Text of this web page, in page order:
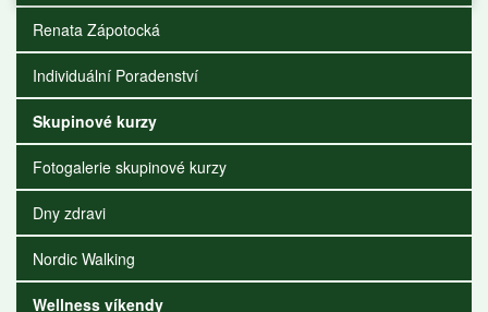
Renata Zápotocká
Individuální Poradenství
Skupinové kurzy
Fotogalerie skupinové kurzy
Dny zdravi
Nordic Walking
Wellness víkendy